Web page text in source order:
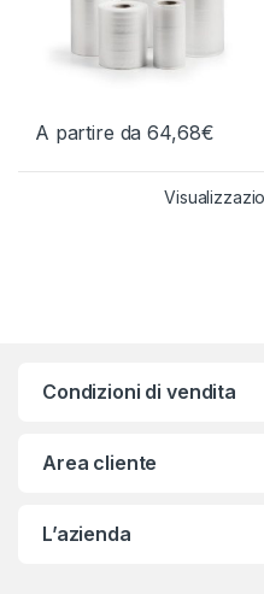
A partire da64,68€
Questo prodotto ha più
Condizioni di vendita
Area cliente
L’azienda